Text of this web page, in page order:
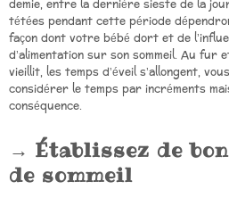
demie, entre la dernière sieste de la
tétées pendant cette période
façon dont votre bébé dort et de
d’alimentation sur son sommeil. Au fur
vieillit, les temps d’éveil s’allongent,
considérer le temps par incréments
conséquence.
Établissez de
de sommeil